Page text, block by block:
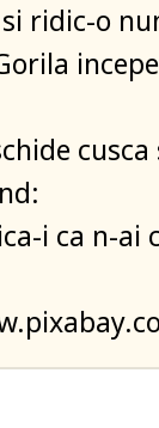
ridic-o
i ca n-ai